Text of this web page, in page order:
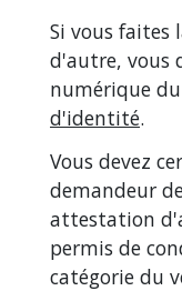
Si vous faites
d'autre, vous
numérique du
d'identité.
Vous devez
demandeur
attestation
permis de
catégorie du